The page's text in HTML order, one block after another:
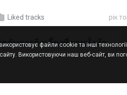
Liked tracks рік
หนูน้อยสู้ชีวิตกับภารกิจเลี้ยงพี่ชายทั้งห้า.pdf
файли cookie та інші
Використовуючи наш веб-сайт, ви